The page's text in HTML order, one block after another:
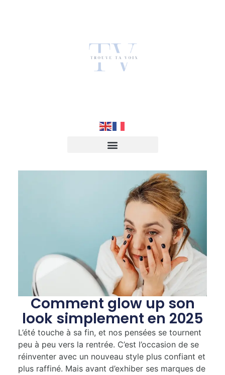
Comment glow up son
look simplement en 2025
L’été touche à sa fin, et nos pensées se tournent
peu à peu vers la rentrée. C’est l’occasion de se
réinventer avec un nouveau style plus confiant et
plus raffiné. Mais avant d’exhiber ses marques de